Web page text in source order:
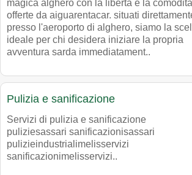
magica alghero con la libertà e la comodità
offerte da aiguarentacar. situati
presso l'aeroporto di alghero, siamo la
ideale per chi desidera iniziare la propria
avventura sarda immediatament..
Pulizia e sanificazione
Servizi di pulizia e sanificazione
puliziesassari sanificazionisassari
pulizieindustrialimelisservizi
sanificazionimelisservizi..